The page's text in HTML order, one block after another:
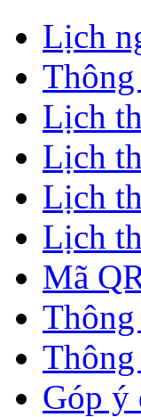
Lịch
Lịch
Lịch
Lịch
Lịch
Mã
Góp ý